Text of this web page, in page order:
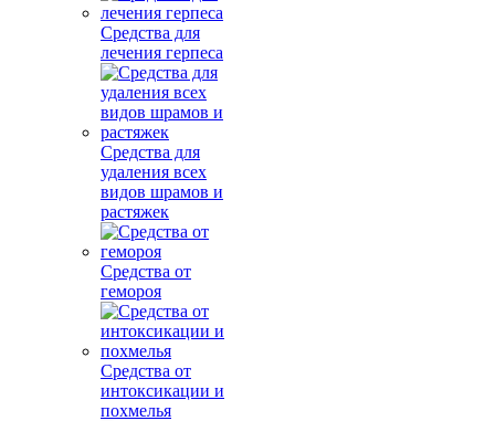
Средства для
лечения герпеса
Средства для
удаления всех
видов шрамов и
растяжек
Средства от
гемороя
Средства от
интоксикации и
похмелья